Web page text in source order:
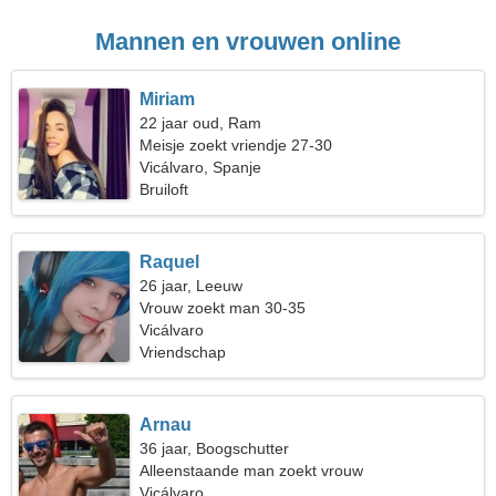
Mannen en vrouwen online
Miriam
22 jaar oud, Ram
Meisje zoekt vriendje 27-30
Vicálvaro, Spanje
Bruiloft
Raquel
26 jaar, Leeuw
Vrouw zoekt man 30-35
Vicálvaro
Vriendschap
Arnau
36 jaar, Boogschutter
Alleenstaande man zoekt vrouw